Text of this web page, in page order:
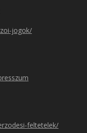
r
jogok/
feltetelek/